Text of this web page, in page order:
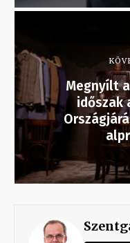
Megnyílt
időszak